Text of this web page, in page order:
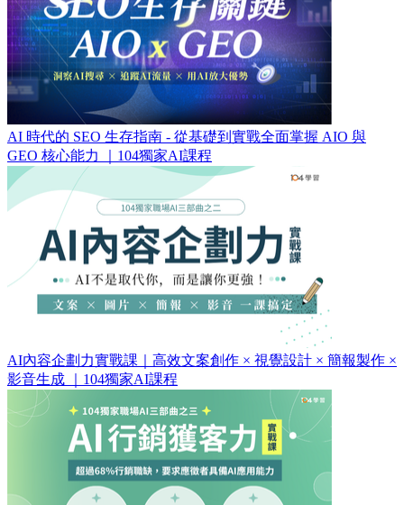
AI 時代的 SEO 生存指南 - 從基礎到實戰全面掌握 AIO 與
GEO 核心能力 ｜104獨家AI課程
AI內容企劃力實戰課｜高效文案創作 × 視覺設計 × 簡報製作 ×
影音生成 ｜104獨家AI課程